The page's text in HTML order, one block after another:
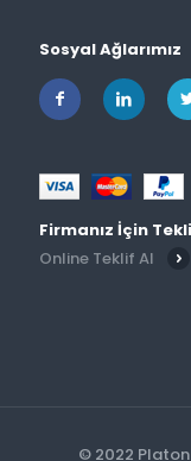
Sosyal Ağlarımız
Firmanız İçin
Online Teklif Al
© 2022 Platon